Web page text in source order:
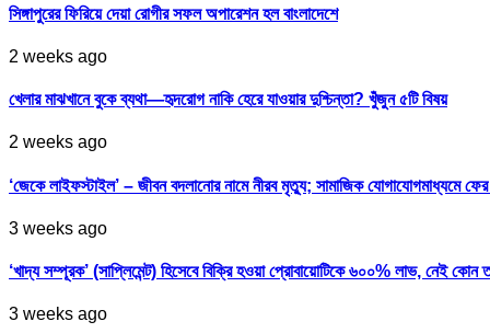
সিঙ্গাপুরের ফিরিয়ে দেয়া রোগীর সফল অপারেশন হল বাংলাদেশে
2 weeks ago
খেলার মাঝখানে বুকে ব্যথা—হৃদরোগ নাকি হেরে যাওয়ার দুশ্চিন্তা? খুঁজুন ৫টি বিষয়
2 weeks ago
‘জেকে লাইফস্টাইল’ – জীবন বদলানোর নামে নীরব মৃত্যু; সামাজিক যোগাযোগমাধ্যমে
3 weeks ago
‘খাদ্য সম্পূরক’ (সাপ্লিমেন্ট) হিসেবে বিক্রি হওয়া প্রোবায়োটিকে ৬০০% লাভ, নেই কোন
3 weeks ago